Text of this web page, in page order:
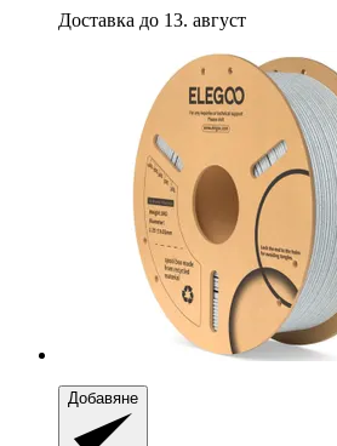
Доставка до 13. август
Добавяне